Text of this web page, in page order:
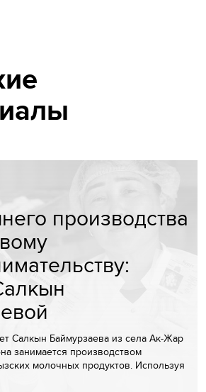
производства
Салкын Баймурзаева из села Ак-Жар
занимается производством
молочных продуктов. Используя